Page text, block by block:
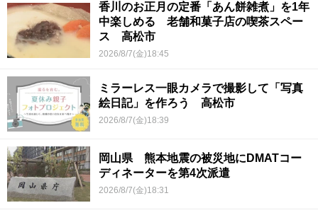
香川のお正月の定番「あん餅雑煮」を1年
中楽しめる 老舗和菓子店の喫茶スペー
ス 高松市
2026/8/7(金)18:45
ミラーレス一眼カメラで撮影して「写真
絵日記」を作ろう 高松市
2026/8/7(金)18:39
岡山県 熊本地震の被災地にDMATコー
ディネーターを第4次派遣
2026/8/7(金)18:31